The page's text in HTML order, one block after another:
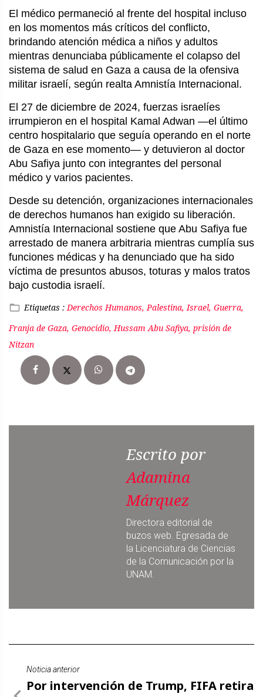
El médico permaneció al frente del hospital incluso
en los momentos más críticos del conflicto,
brindando atención médica a niños y adultos
mientras denunciaba públicamente el colapso del
sistema de salud en Gaza a causa de la ofensiva
militar israelí, según realta Amnistía Internacional.
El 27 de diciembre de 2024, fuerzas israelíes
irrumpieron en el hospital Kamal Adwan —el último
centro hospitalario que seguía operando en el norte
de Gaza en ese momento— y detuvieron al doctor
Abu Safiya junto con integrantes del personal
médico y varios pacientes.
Desde su detención, organizaciones internacionales
de derechos humanos han exigido su liberación.
Amnistía Internacional sostiene que Abu Safiya fue
arrestado de manera arbitraria mientras cumplía sus
funciones médicas y ha denunciado que ha sido
víctima de presuntos abusos, toturas y malos tratos
bajo custodia israelí.
Etiquetas : Derechos Humanos, Palestina, Israel, Guerra,
Franja de Gaza, Genocidio, Hussam Abu Safiya, prisión de
Nitzan
Escrito por
Adamina
Márquez
Directora editorial de
buzos web. Egresada de
la Licenciatura de Ciencias
de la Comunicación por la
UNAM.
Noticia anterior
Por intervención de Trump, FIFA retira